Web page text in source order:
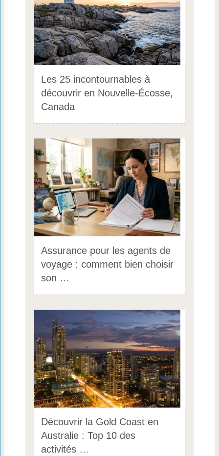
Les 25 incontournables à
découvrir en Nouvelle-Écosse,
Canada
Assurance pour les agents de
voyage : comment bien choisir
son …
Découvrir la Gold Coast en
Australie : Top 10 des
activités …